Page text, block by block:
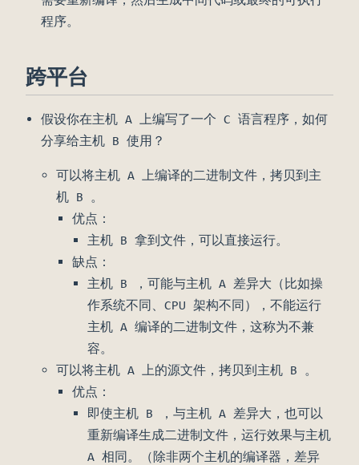
程序。
跨平台
假设你在主机 A 上编写了一个 C 语言程序，如何
分享给主机 B 使用？
可以将主机 A 上编译的二进制文件，拷贝到主
机 B 。
优点：
主机 B 拿到文件，可以直接运行。
缺点：
主机 B ，可能与主机 A 差异大（比如操
作系统不同、CPU 架构不同），不能运行
主机 A 编译的二进制文件，这称为不兼
容。
可以将主机 A 上的源文件，拷贝到主机 B 。
优点：
即使主机 B ，与主机 A 差异大，也可以
重新编译生成二进制文件，运行效果与主机
A 相同。（除非两个主机的编译器，差异